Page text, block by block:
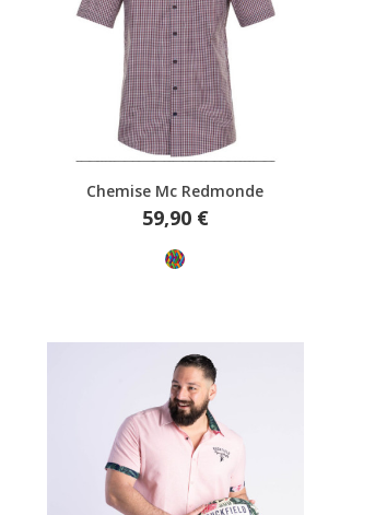
Aperçu rapide
Chemise Mc Redmonde
Prix
59,90 €
Multicolore